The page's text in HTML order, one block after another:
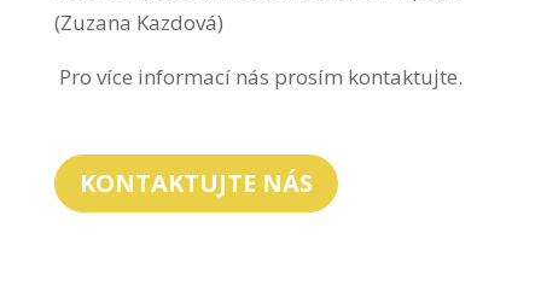
(Zuzana Kazdová)
Pro více informací nás prosím kontaktujte.
KONTAKTUJTE NÁS